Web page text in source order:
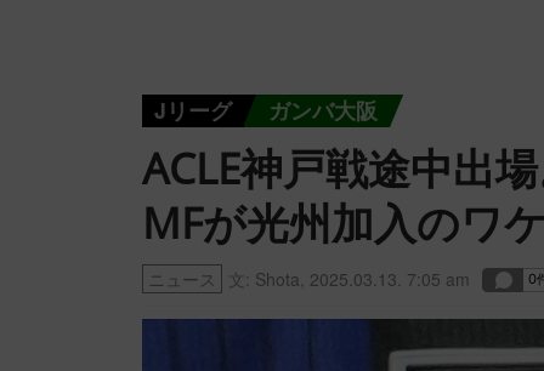
Jリーグ ガンバ大阪
ACLE神戸戦途中出
MFが光州加入のワ
ニュース 文: Shota 2025.03.13. 7:05 am